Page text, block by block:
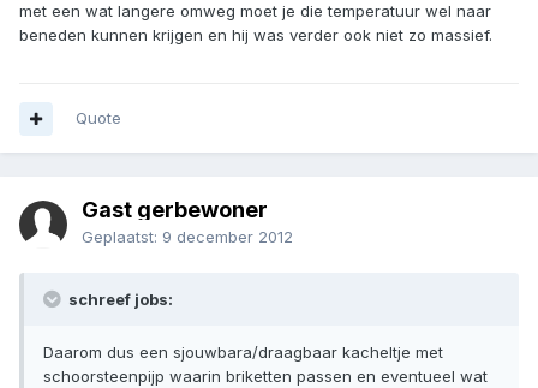
met een wat langere omweg moet je die temperatuur wel naar
beneden kunnen krijgen en hij was verder ook niet zo massief.
Quote
Gast gerbewoner
Geplaatst: 9 december 2012
schreef jobs:
Daarom dus een sjouwbara/draagbaar kacheltje met
schoorsteenpijp waarin briketten passen en eventueel wat